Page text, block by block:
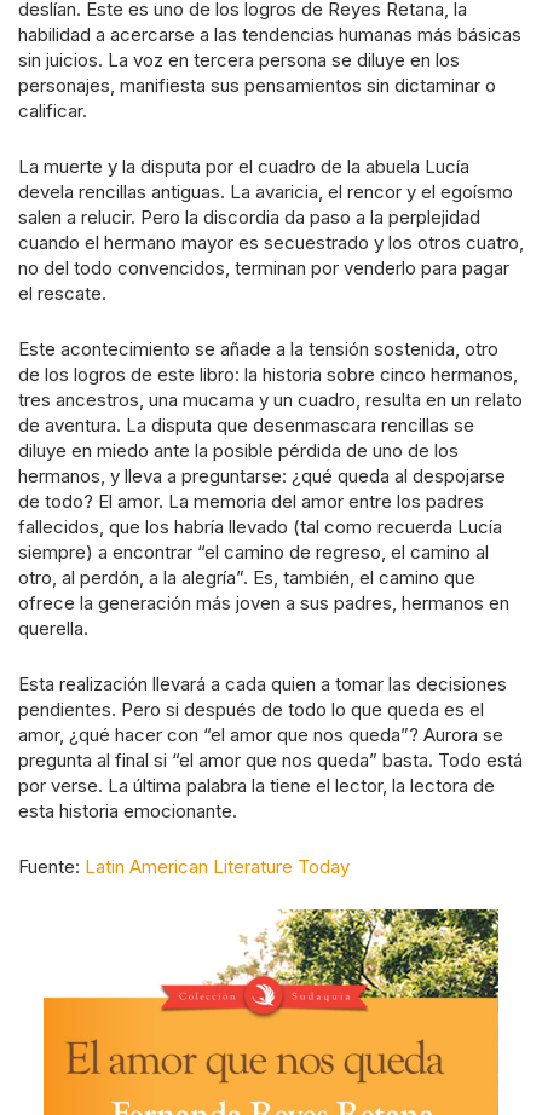
deslían. Este es uno de los logros de Reyes Retana, la
habilidad a acercarse a las tendencias humanas más básicas
sin juicios. La voz en tercera persona se diluye en los
personajes, manifiesta sus pensamientos sin dictaminar o
calificar.
La muerte y la disputa por el cuadro de la abuela Lucía
devela rencillas antiguas. La avaricia, el rencor y el egoísmo
salen a relucir. Pero la discordia da paso a la perplejidad
cuando el hermano mayor es secuestrado y los otros cuatro,
no del todo convencidos, terminan por venderlo para pagar
el rescate.
Este acontecimiento se añade a la tensión sostenida, otro
de los logros de este libro: la historia sobre cinco hermanos,
tres ancestros, una mucama y un cuadro, resulta en un relato
de aventura. La disputa que desenmascara rencillas se
diluye en miedo ante la posible pérdida de uno de los
hermanos, y lleva a preguntarse: ¿qué queda al despojarse
de todo? El amor. La memoria del amor entre los padres
fallecidos, que los habría llevado (tal como recuerda Lucía
siempre) a encontrar “el camino de regreso, el camino al
otro, al perdón, a la alegría”. Es, también, el camino que
ofrece la generación más joven a sus padres, hermanos en
querella.
Esta realización llevará a cada quien a tomar las decisiones
pendientes. Pero si después de todo lo que queda es el
amor, ¿qué hacer con “el amor que nos queda”? Aurora se
pregunta al final si “el amor que nos queda” basta. Todo está
por verse. La última palabra la tiene el lector, la lectora de
esta historia emocionante.
Fuente: Latin American Literature Today